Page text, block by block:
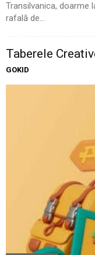
Transilvanica, doarme
rafală de...
Taberele
GOKID